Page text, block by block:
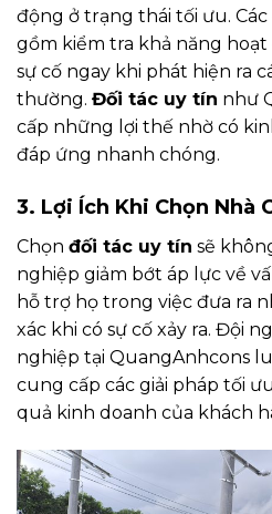
động ở trạng thái tối ưu.
gồm kiểm tra khả năng
sự cố ngay khi phát hiện ra
thường. Đối tác uy tín như
cấp những lợi thế nhờ có
đáp ứng nhanh chóng.
3. Lợi Ích Khi Chọn Nhà
Chọn đối tác uy tín sẽ
nghiệp giảm bớt áp lực về
hỗ trợ họ trong việc đưa ra
xác khi có sự cố xảy ra. Đội
nghiệp tại QuangAnhcons
cung cấp các giải pháp tối
quả kinh doanh của khách